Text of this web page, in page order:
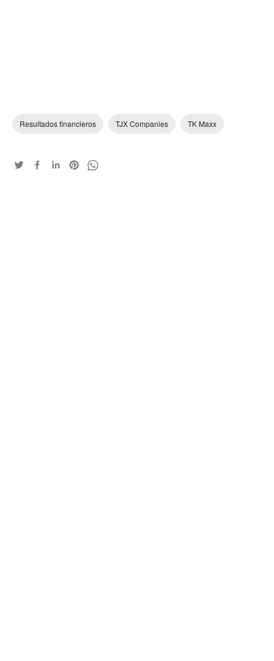
Resultados financieros TJX Companies TK Maxx